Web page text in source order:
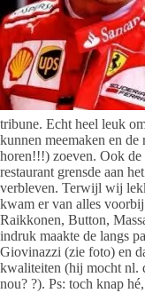
tribune. Echt heel leuk
kunnen meemaken en de
horen!!!) zoeven. Ook de
restaurant grensde aan
verbleven. Terwijl wij
kwam er van alles
Raikkonen, Button,
indruk maakte de langs
Giovinazzi (zie foto) en
kwaliteiten (hij mocht nl.
nou? ?). Ps: toch knap